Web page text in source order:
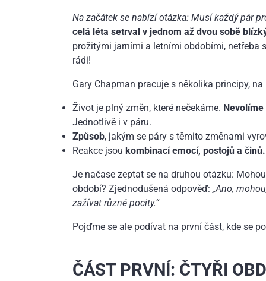
Na začátek se nabízí otázka: Musí každý pár
celá léta setrval v jednom až dvou sobě
prožitými jarními a letními obdobími, netřeba
rádi!
Gary Chapman pracuje s několika principy,
Život je plný změn, které nečekáme.
Jednotlivě i v páru.
Způsob, jakým se páry s těmito změnami
Reakce jsou kombinací emocí, postojů a
Je načase zeptat se na druhou otázku:
období? Zjednodušená odpověď: „Ano,
zažívat různé pocity.“
Pojďme se ale podívat na první část, kde se
ČÁST PRVNÍ: ČTYŘI